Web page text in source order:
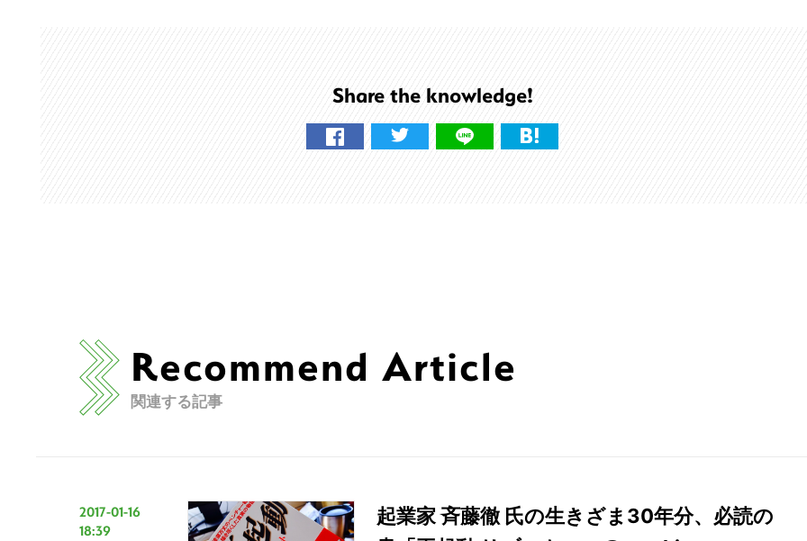
Share the knowledge!
Recommend Article
関連する記事
2017-01-16
18:39
起業家 斉藤徹 氏の生きざま30年分、必読の